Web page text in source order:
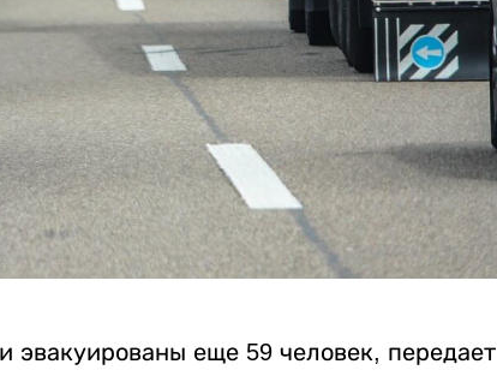
эвакуированы еще 59 человек, передает